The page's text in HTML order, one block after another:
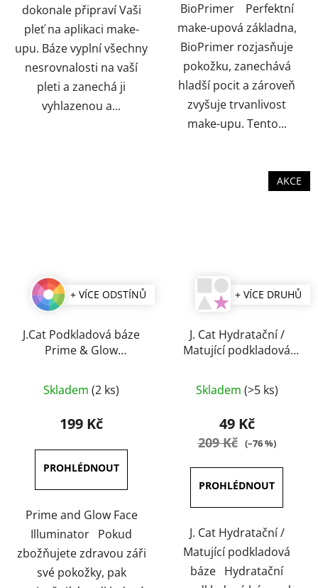
dokonale připraví Vaši
pleť na aplikaci make-
upu. Báze vyplní všechny
nesrovnalosti na vaší
pleti a zanechá ji
vyhlazenou a...
BioPrimer Perfektní
make-upová základna,
BioPrimer rozjasňuje
pokožku, zanechává
hladší pocit a zároveň
zvyšuje trvanlivost
make-upu. Tento...
+ VÍCE ODSTÍNŮ
J.Cat Podkladová báze
Prime & Glow
Skladem (2 ks)
199 Kč
Prime and Glow Face
Illuminator Pokud
zbožňujete zdravou záři
své pokožky, pak
AKCE
+ VÍCE DRUHŮ
J. Cat Hydratační /
Matující podkladová
Skladem (>5 ks)
49 Kč
209 Kč (–76 %)
J. Cat Hydratační /
Matující podkladová
báze Hydratační